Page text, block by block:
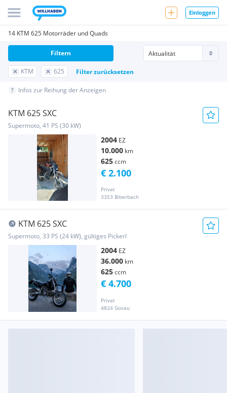
Einloggen
14 KTM 625 Motorräder und Quads
KTM 625 Filter zurücksetzen
Filtern
Infos zur Reihung der Anzeigen
KTM 625 SXC
Supermoto, 41 PS (30 kW)
2004 EZ
10.000 km
625ccm
Privat
3353 Biberbach
€ 2.100
KTM 625 SXC
Supermoto, 33 PS (24 kW), gültiges Pickerl
2004 EZ
36.000 km
625ccm
Privat
4824 Gosau
€ 4.700